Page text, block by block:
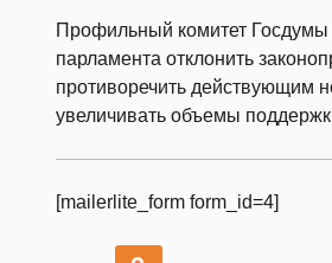
Профильный комитет
парламента отклонить
противоречить действующим
увеличивать объемы
[mailerlite_form form_id=4]